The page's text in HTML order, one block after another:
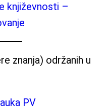
književnosti –
znanja) održanih u
PV